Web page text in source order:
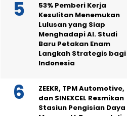
53% Pemberi Kerja
Kesulitan Menemukan
Lulusan yang Siap
Menghadapi AI. Studi
Baru Petakan Enam
Langkah Strategis bagi
Indonesia
ZEEKR, TPM Automotive,
dan SINEXCEL Resmikan
Stasiun Pengisian Daya